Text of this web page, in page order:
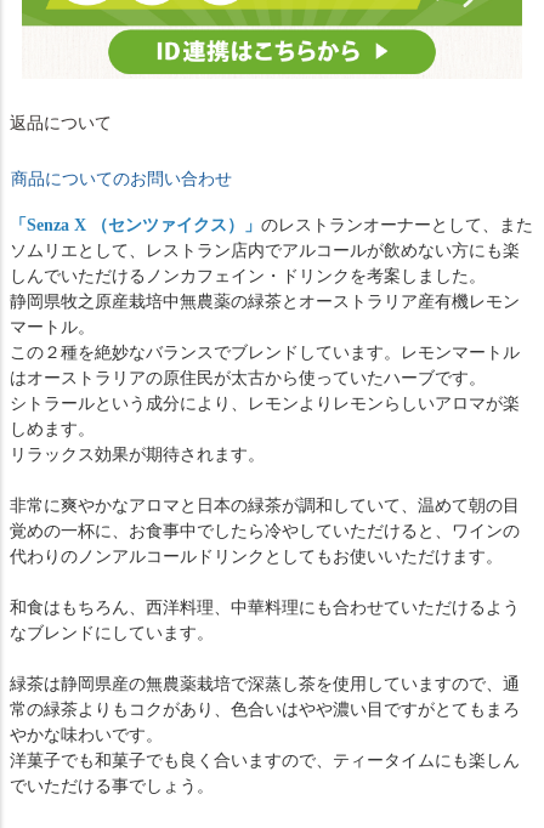
返品について
商品についてのお問い合わせ
「 Senza X （センツァイクス） 」 のレストランオーナーとして、また
ソムリエとして、レストラン店内でアルコールが飲めない方にも楽
しんでいただけるノンカフェイン・ドリンクを考案しました。
静岡県牧之原産栽培中無農薬の緑茶とオーストラリア産有機レモン
マートル。
この２種を絶妙なバランスでブレンドしています。レモンマートル
はオーストラリアの原住民が太古から使っていたハーブです。
シトラールという成分により、レモンよりレモンらしいアロマが楽
しめます。
リラックス効果が期待されます。
非常に爽やかなアロマと日本の緑茶が調和していて、温めて朝の目
覚めの一杯に、お食事中でしたら冷やしていただけると、ワインの
代わりのノンアルコールドリンクとしてもお使いいただけます。
和食はもちろん、西洋料理、中華料理にも合わせていただけるよう
なブレンドにしています。
緑茶は静岡県産の無農薬栽培で深蒸し茶を使用していますので、通
常の緑茶よりもコクがあり、色合いはやや濃い目ですがとてもまろ
やかな味わいです。
洋菓子でも和菓子でも良く合いますので、ティータイムにも楽しん
でいただける事でしょう。